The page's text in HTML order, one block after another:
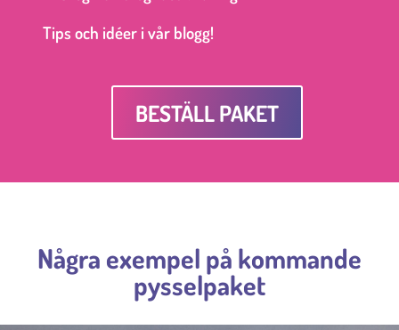
Tips och idéer i vår blogg!
BESTÄLL PAKET
Några exempel på kommande
pysselpaket